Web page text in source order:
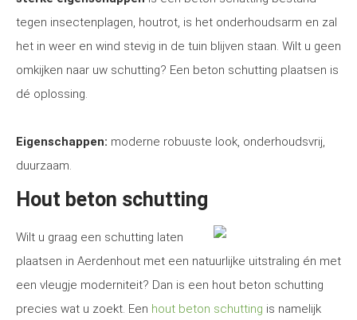
tegen insectenplagen, houtrot, is het onderhoudsarm en zal
het in weer en wind stevig in de tuin blijven staan. Wilt u geen
omkijken naar uw schutting? Een beton schutting plaatsen is
dé oplossing.
Eigenschappen: moderne robuuste look, onderhoudsvrij,
duurzaam.
Hout beton schutting
Wilt u graag een schutting laten
plaatsen in Aerdenhout met een natuurlijke uitstraling én met
een vleugje moderniteit? Dan is een hout beton schutting
precies wat u zoekt. Een hout beton schutting is namelijk